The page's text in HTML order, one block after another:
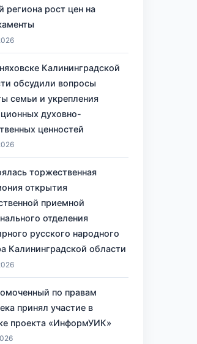
региона рост цен на
Калининградской
обсудили вопросы
семьи и укрепления
духовно-
ценностей
торжественная
открытия
приемной
отделения
русского народного
Калининградской области
по правам
принял участие в
проекта «ИнформУИК»